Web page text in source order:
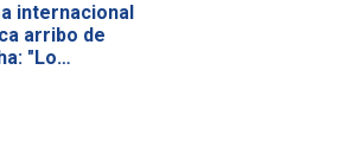
internacional
arribo de
"Lo…